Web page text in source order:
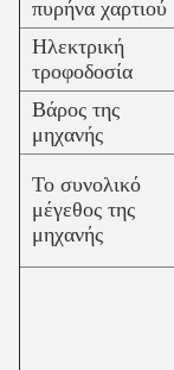
πυρήνα χαρτιού
Ηλεκτρική
τροφοδοσία
Βάρος της
μηχανής
Το συνολικό
μέγεθος της
μηχανής